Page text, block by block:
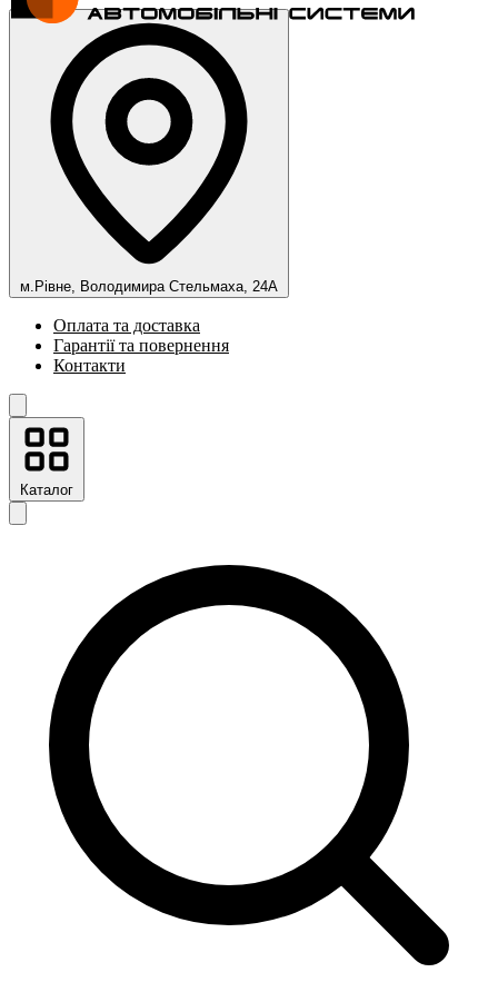
м.Рівне, Володимира Стельмаха, 24А
Оплата та доставка
Гарантії та повернення
Контакти
Каталог